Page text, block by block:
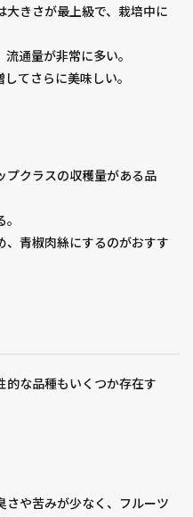
大きさが最上級で、栽培中に
通量が非常に多い。
てさらに美味しい。
プクラスの収穫量がある品
、青椒肉絲にするのがおすす
的な品種もいくつか存在す
さや苦みが少なく、フルーツ